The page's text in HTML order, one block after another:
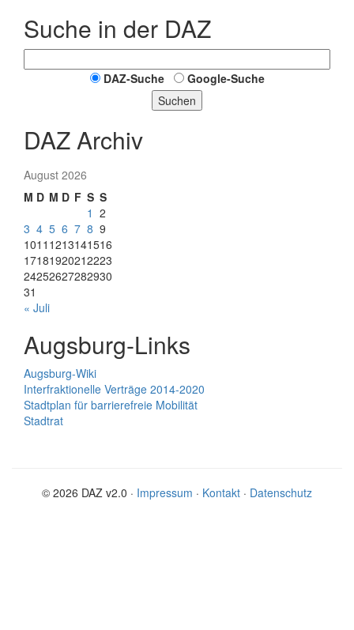
Suche in der DAZ
DAZ-Suche
Google-Suche
Suchen
DAZ Archiv
August 2026
M D M D F S S
1 2
3 4 5 6 7 8 9
1011 1213141516
17181920212223
24252627282930
31
« Juli
Augsburg-Links
Augsburg-Wiki
Interfraktionelle Verträge 2014-2020
Stadtplan für barrierefreie Mobilität
Stadtrat
© 2026 DAZ v2.0 · Impressum · Kontakt · Datenschutz